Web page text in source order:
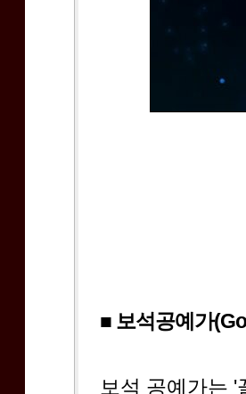
■ 보석공예가
보석 공예가는